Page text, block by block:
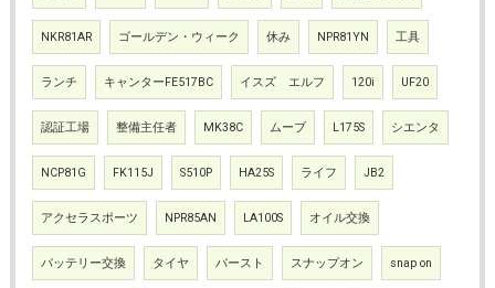
NKR81AR ゴールデン・ウィーク 休み NPR81YN 工具
ランチ キャンターFE517BC イスズ エルフ 120i UF20
認証工場 整備主任者 MK38C ムーブ L175S シエンタ
NCP81G FK115J S510P HA25S ライフ JB2
アクセラスポーツ NPR85AN LA100S オイル交換
バッテリー交換 タイヤ バースト スナップオン snap on